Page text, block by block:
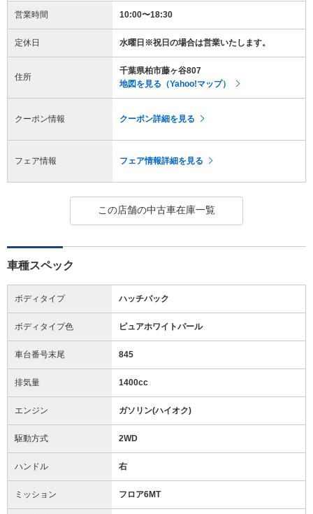
営業時間 10:00〜18:30
定休日 水曜日※祝日の場合は営業いたします。
住所
千葉県柏市藤ヶ谷807
地図を見る（Yahoo!マップ）
クーポン情報 クーポン詳細を見る
フェア情報 フェア情報詳細を見る
この店舗の中古車在庫一覧
車種スペック
ボディタイプ ハッチバック
ボディタイプ色 ピュアホワイトパール
車台番号末尾 845
排気量 1400cc
エンジン ガソリン(ハイオク)
駆動方式 2WD
ハンドル 右
ミッション フロア6MT